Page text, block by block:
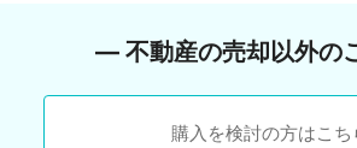
― 不動産の売却以外の
購入を検討の方はこち